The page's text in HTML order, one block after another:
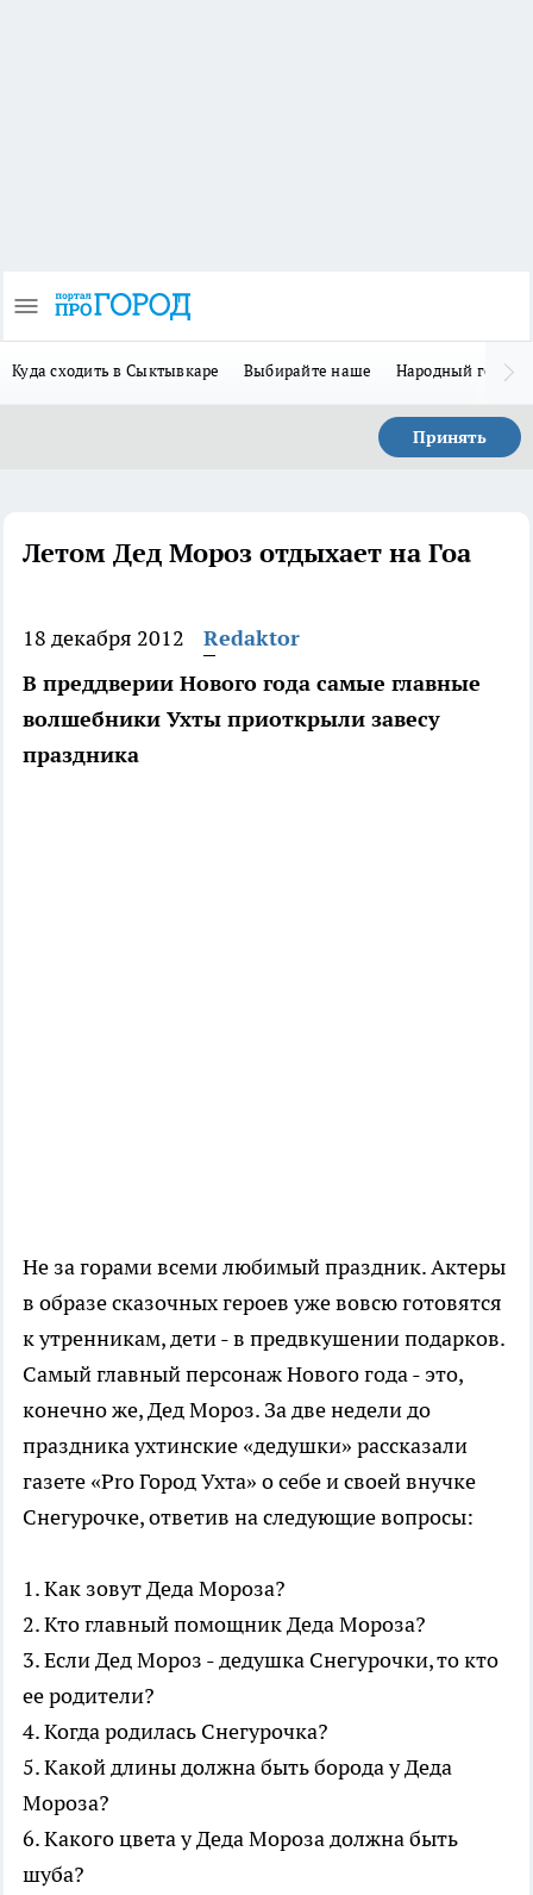
Куда сходить в Сыктывкаре Выбирайте наше Народный герой
Принять
Летом Дед Мороз отдыхает на Гоа
18 декабря 2012
Redaktor
В преддверии Нового года самые главные
волшебники Ухты приоткрыли завесу
праздника
Не за горами всеми любимый праздник. Актеры
в образе сказочных героев уже вовсю готовятся
к утренникам, дети - в предвкушении подарков.
Самый главный персонаж Нового года - это,
конечно же, Дед Мороз. За две недели до
праздника ухтинские «дедушки» рассказали
газете «Pro Город Ухта» о себе и своей внучке
Снегурочке, ответив на следующие вопросы:
1. Как зовут Деда Мороза?
2. Кто главный помощник Деда Мороза?
3. Если Дед Мороз - дедушка Снегурочки, то кто
ее родители?
4. Когда родилась Снегурочка?
5. Какой длины должна быть борода у Деда
Мороза?
6. Какого цвета у Деда Мороза должна быть
шуба?